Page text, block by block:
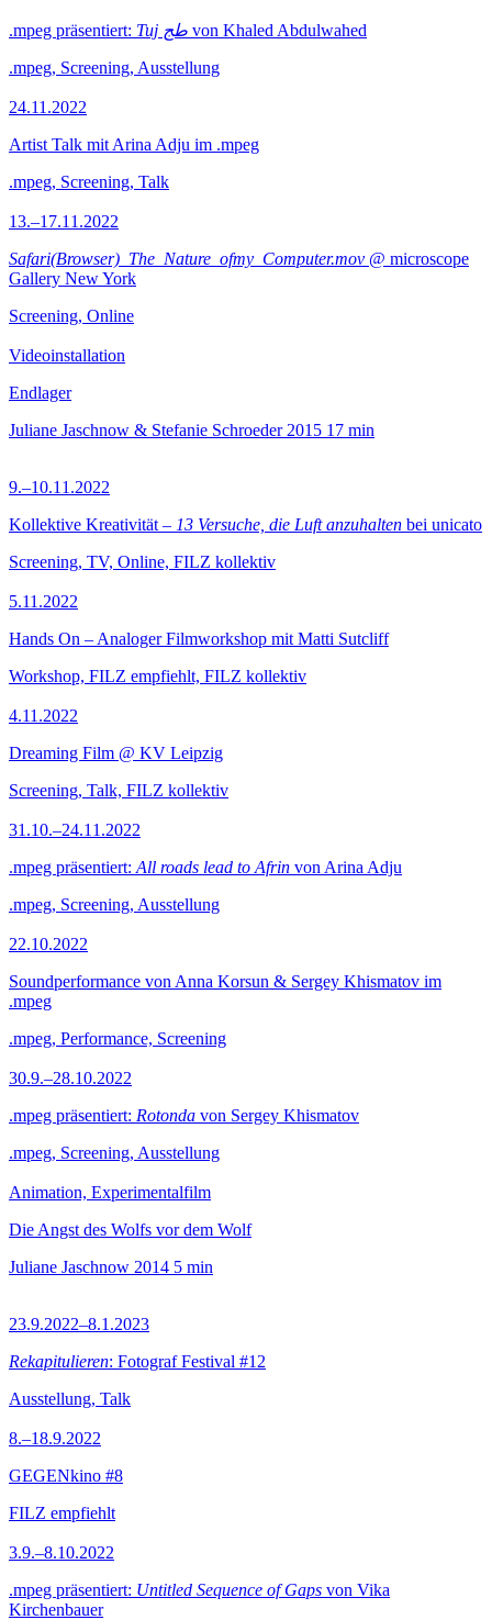
.mpeg präsentiert: Tuj طج von Khaled Abdulwahed
.mpeg, Screening, Ausstellung
24.11.2022
Artist Talk mit Arina Adju im .mpeg
.mpeg, Screening, Talk
13.–17.11.2022
Safari(Browser)_The_Nature_ofmy_Computer.mov @ microscope
Gallery New York
Screening, Online
Videoinstallation
Endlager
Juliane Jaschnow & Stefanie Schroeder 2015 17 min
9.–10.11.2022
Kollektive Kreativität – 13 Versuche, die Luft anzuhalten bei unicato
Screening, TV, Online, FILZ kollektiv
5.11.2022
Hands On – Analoger Filmworkshop mit Matti Sutcliff
Workshop, FILZ empfiehlt, FILZ kollektiv
4.11.2022
Dreaming Film @ KV Leipzig
Screening, Talk, FILZ kollektiv
31.10.–24.11.2022
.mpeg präsentiert: All roads lead to Afrin von Arina Adju
.mpeg, Screening, Ausstellung
22.10.2022
Soundperformance von Anna Korsun & Sergey Khismatov im
.mpeg
.mpeg, Performance, Screening
30.9.–28.10.2022
.mpeg präsentiert: Rotonda von Sergey Khismatov
.mpeg, Screening, Ausstellung
Animation, Experimentalfilm
Die Angst des Wolfs vor dem Wolf
Juliane Jaschnow 2014 5 min
23.9.2022–8.1.2023
Rekapitulieren: Fotograf Festival #12
Ausstellung, Talk
8.–18.9.2022
GEGENkino #8
FILZ empfiehlt
3.9.–8.10.2022
.mpeg präsentiert: Untitled Sequence of Gaps von Vika
Kirchenbauer